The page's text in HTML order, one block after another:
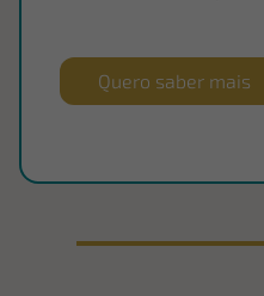
Quero saber mais